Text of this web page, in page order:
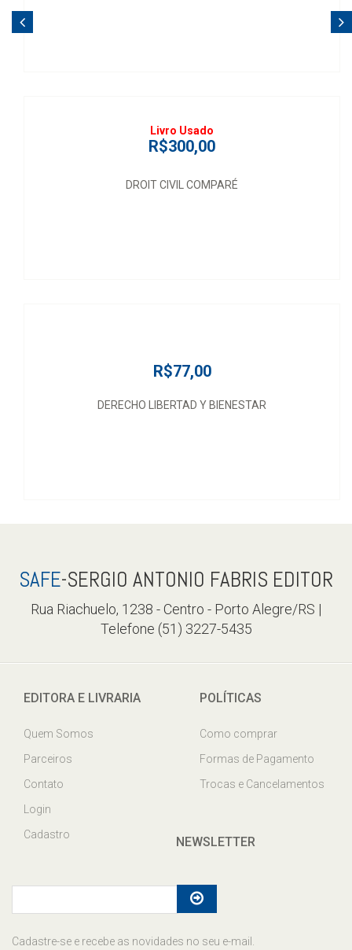
Livro Usado
R$300,00
DROIT CIVIL COMPARÉ
R$77,00
DERECHO LIBERTAD Y BIENESTAR
SAFE-SERGIO ANTONIO FABRIS EDITOR
Rua Riachuelo, 1238 - Centro - Porto Alegre/RS |
Telefone (51) 3227-5435
EDITORA E LIVRARIA
Quem Somos
Parceiros
Contato
Login
Cadastro
POLÍTICAS
Como comprar
Formas de Pagamento
Trocas e Cancelamentos
NEWSLETTER
Cadastre-se e recebe as novidades no seu e-mail.